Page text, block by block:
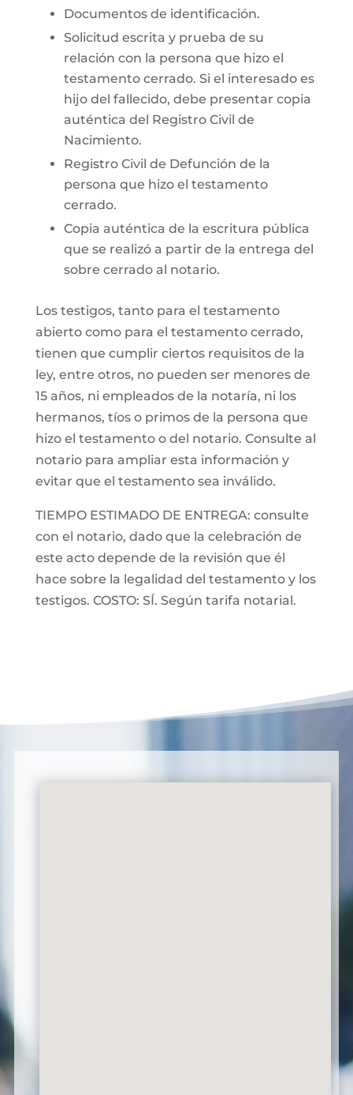
Documentos de identificación.
Solicitud escrita y prueba de su
relación con la persona que hizo el
testamento cerrado. Si el interesado es
hijo del fallecido, debe presentar copia
auténtica del Registro Civil de
Nacimiento.
Registro Civil de Defunción de la
persona que hizo el testamento
cerrado.
Copia auténtica de la escritura pública
que se realizó a partir de la entrega del
sobre cerrado al notario.
Los testigos, tanto para el testamento
abierto como para el testamento cerrado,
tienen que cumplir ciertos requisitos de la
ley, entre otros, no pueden ser menores de
15 años, ni empleados de la notaría, ni los
hermanos, tíos o primos de la persona que
hizo el testamento o del notario. Consulte al
notario para ampliar esta información y
evitar que el testamento sea inválido.
TIEMPO ESTIMADO DE ENTREGA: consulte
con el notario, dado que la celebración de
este acto depende de la revisión que él
hace sobre la legalidad del testamento y los
testigos. COSTO: SÍ. Según tarifa notarial.